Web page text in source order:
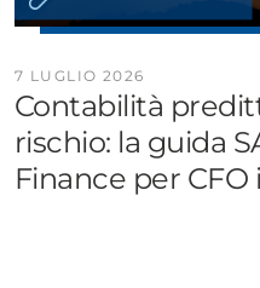
7 LUGLIO 2026
Contabilità
rischio: la guida
Finance per CFO